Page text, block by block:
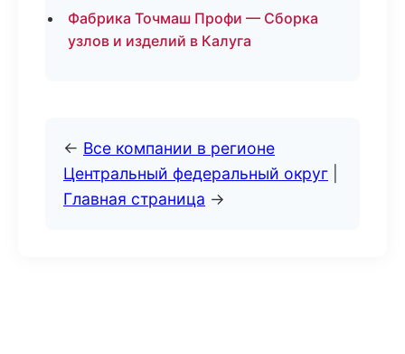
Фабрика Точмаш Профи — Сборка
узлов и изделий в Калуга
← Все компании в регионе
Центральный федеральный округ
Главная страница →